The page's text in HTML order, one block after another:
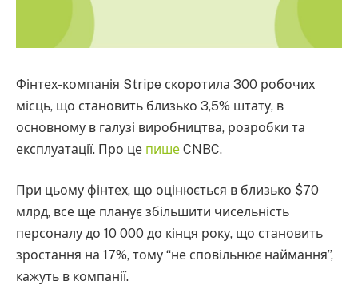
Фінтех-компанія Stripe скоротила 300 робочих
місць, що становить близько 3,5% штату, в
основному в галузі виробництва, розробки та
експлуатації. Про це пише CNBC.
При цьому фінтех, що оцінюється в близько $70
млрд, все ще планує збільшити чисельність
персоналу до 10 000 до кінця року, що становить
зростання на 17%, тому “не сповільнює наймання”,
кажуть в компанії.